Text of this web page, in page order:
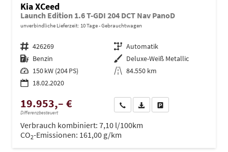
Kia XCeed
Launch Edition 1.6 T-GDI 204 DCT Nav PanoD
unverbindliche Lieferzeit: 10 Tage Gebrauchtwagen
Fahrzeugnr. 426269 Getriebe Automatik
Kraftstoff Benzin Außenfarbe Deluxe-Weiß Metallic
Leistung 150 kW (204 PS) Kilometerstand 84.550 km
18.02.2020
19.953,– €
Differenzbesteuert
Wir rufen Sie anPDF-Datei, Fahrzeugexposé
Verbrauch kombiniert: 7,10 l/100km
CO2-Emissionen: 161,00 g/km